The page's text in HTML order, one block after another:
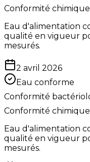
Conformité chimique
Eau d'alimentation
qualité en vigueur
mesurés.
2 avril 2026
Eau conforme
Conformité
Conformité chimique
Eau d'alimentation
qualité en vigueur
mesurés.